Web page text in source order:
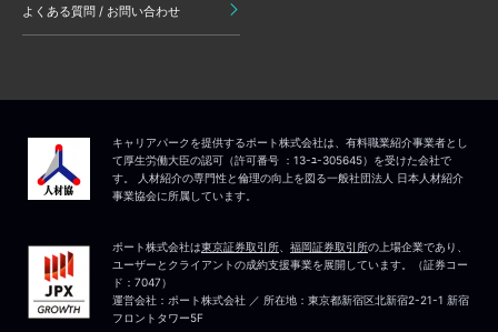
よくある質問 / お問い合わせ